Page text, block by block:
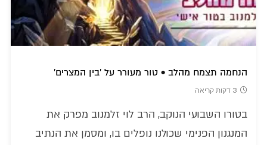
הנחמה תצמח מהלב • טור מעורר על 'בין המצרים'
3 דקות קריאה
בטורו השבועי הנוקב, הרב לוי זלמנוב מפרק את
המנגנון הפנימי שכולנו נופלים בו, ומסמן את הנתיב